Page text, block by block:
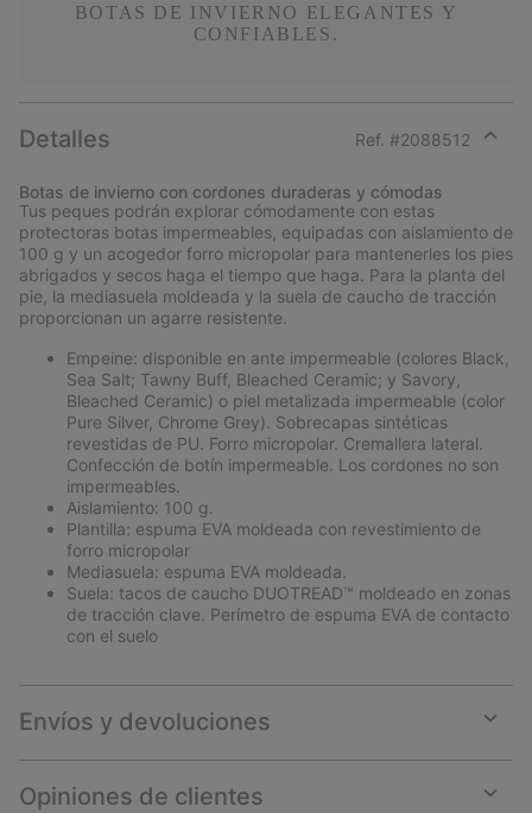
BOTAS DE INVIERNO ELEGANTES Y
CONFIABLES.
Detalles Ref. #2088512
section
Botas de invierno con cordones duraderas y cómodas
Tus peques podrán explorar cómodamente con estas
protectoras botas impermeables, equipadas con aislamiento de
100 g y un acogedor forro micropolar para mantenerles los pies
abrigados y secos haga el tiempo que haga. Para la planta del
pie, la mediasuela moldeada y la suela de caucho de tracción
proporcionan un agarre resistente.
Empeine: disponible en ante impermeable (colores Black,
Sea Salt; Tawny Buff, Bleached Ceramic; y Savory,
Bleached Ceramic) o piel metalizada impermeable (color
Pure Silver, Chrome Grey). Sobrecapas sintéticas
revestidas de PU. Forro micropolar. Cremallera lateral.
Confección de botín impermeable. Los cordones no son
impermeables.
Aislamiento: 100 g.
Plantilla: espuma EVA moldeada con revestimiento de
forro micropolar
Mediasuela: espuma EVA moldeada.
Suela: tacos de caucho DUOTREAD™ moldeado en zonas
de tracción clave. Perímetro de espuma EVA de contacto
con el suelo
Envíos y devoluciones
or
Opiniones de clientes